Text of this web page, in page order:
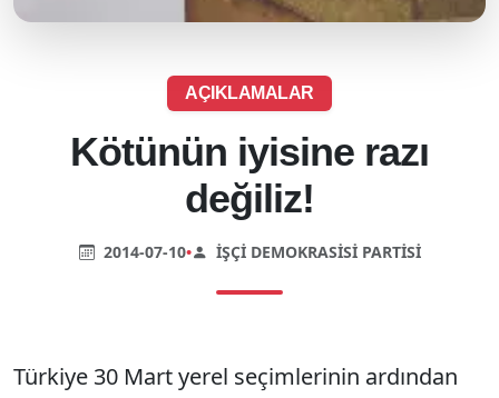
AÇIKLAMALAR
Kötünün iyisine razı
değiliz!
2014-07-10• İŞÇI DEMOKRASISI PARTISI
Türkiye 30 Mart yerel seçimlerinin ardından